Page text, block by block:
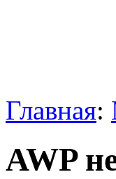
Главная:
AWP